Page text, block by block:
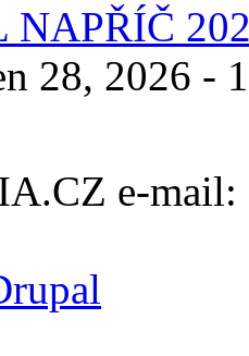
NAPŘÍČ
28, 2026 -
e-mail: